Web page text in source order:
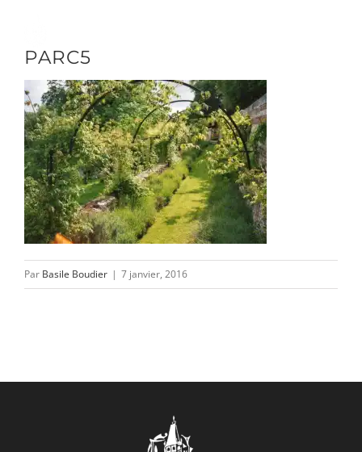
contenu
DÉCOUVRIR
VENIR
NOUS SUIVRE
PARC5
Par Basile Boudier | 7 janvier, 2016